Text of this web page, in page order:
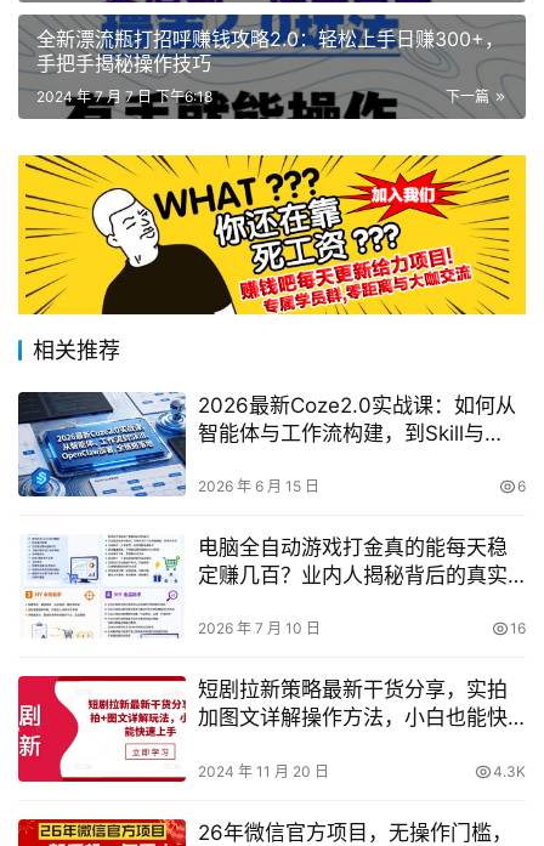
全新漂流瓶打招呼赚钱攻略2.0：轻松上手日赚300+，
手把手揭秘操作技巧
下一篇
2024 年 7 月 7 日 下午6:18
相关推荐
2026最新Coze2.0实战课：如何从
智能体与工作流构建，到Skill与
2026 年 6 月 15 日 6
电脑全自动游戏打金真的能每天稳
定赚几百？业内人揭秘背后的真实
2026 年 7 月 10 日 16
短剧拉新策略最新干货分享，实拍
加图文详解操作方法，小白也能快
2024 年 11 月 20 日 4.3K
26年微信官方项目，无操作门槛，